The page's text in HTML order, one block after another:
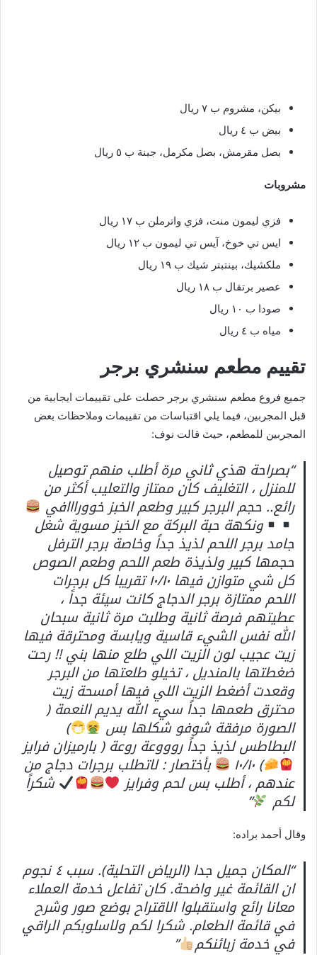
بيكن، مشروم ب ٧ ريال
بيض ب ٤ ريال
بصل مقرمش، بصل مكرمل، جبنة ب ٥ ريال
مشروبات
فزي ليمون منت، فزي واترملن ب ١٧ ريال
ايس تي خوخ، آيس تي ليمون ب ١٢ ريال
ملكشيك، بينتبتر شيك ب ١٩ ريال
عصير برتقال ب ١٨ ريال
صودا ب ١٠ ريال
مياه ب ٤ ريال
تقييم مطعم سنشري برجر
جميع فروع مطعم سنشري برجر حصلت على تقييمات ايجابية من
قبل المجربين، فيما يلي اقتباسات من تقييمات وملاحظات بعض
المجربين للمطعم، حيث قالت نوف:
“بصراحة هذي ثاني مرة أطلب منهم توصيل
للمنزل ، التغليف كان ممتاز والتعليب أكثر من
رائع.. حجم البرجر كبير وطعم الخبز خوورااافي
ونكهة حبة البركة مع الخبز مسوية شغل
جامد برجر اللحم لذيذ جداً وخاصة برجر الترفل
حجمها كبير ولذيذة طعم اللحم وطعم الصوص
كل شي متوازن فيها ١٠/١٠ تقريبا كل برجرات
اللحم ممتازة برجر الدجاج كانت سيئة جداً ،
عطيتهم فرصة ثانية وطلبت مرة ثانية سبحان
الله نفس الشيء قاسية ويابسة ومحترقة فيها
زيت عجيب لون الزيت اللي طلع منها بني !! رحت
ضغطتها بالمنديل ، تخيلو طلعتها من البرجر
وقعدت أضغط الزيت اللي فيها أمسحة زيت
محترق طعمها جداً سيء الله يديم النعمة (
الصورة مرفقة شوفو شكلها بس )
البطاطس لذيذ جداً روووعة روعة ( بارميزان فرايز
) ١٠/١٠ بأختصار : لاتطلب برجرات دجاج من
عندهم ، أطلب بس لحم وفرايز شكراً
لكم ”
وقال أحمد براده:
“المكان جميل جدا (الرياض التحلية). سبب ٤ نجوم
ان القائمة غير واضحة. كان تفاعل خدمة العملاء
معانا رائع واستقبلوا الاقتراح بوضع صور وشرح
في قائمة الطعام. شكرا لكم ولاسلوبكم الراقي
في خدمة زبائنكم ”